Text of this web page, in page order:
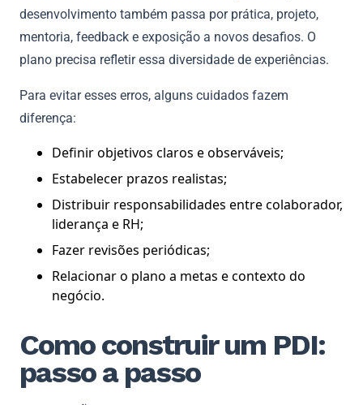
desenvolvimento também passa por prática, projeto,
mentoria, feedback e exposição a novos desafios. O
plano precisa refletir essa diversidade de experiências.
Para evitar esses erros, alguns cuidados fazem
diferença:
Definir objetivos claros e observáveis;
Estabelecer prazos realistas;
Distribuir responsabilidades entre colaborador,
liderança e RH;
Fazer revisões periódicas;
Relacionar o plano a metas e contexto do
negócio.
Como construir um PDI:
passo a passo